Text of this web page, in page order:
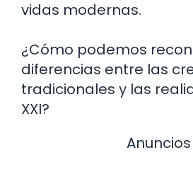
vidas modernas.
¿Cómo podemos
diferencias entre las
tradicionales y las
XXI?
Anuncios